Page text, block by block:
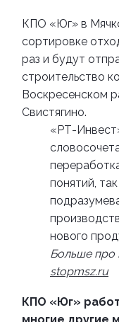
КПО « Юг» в
сортировке
раз и будут
строительство
Воскресенском
Свистягино.
« РТ-Инвест
понятий,
нового
Больше про
stopmsz.ru
КПО « Юг»